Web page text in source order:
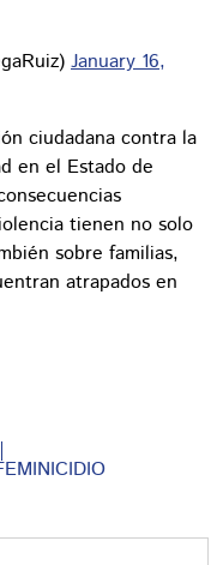
January 16,
ciudadana contra la
en el Estado de
tienen no solo
sobre familias,
atrapados en